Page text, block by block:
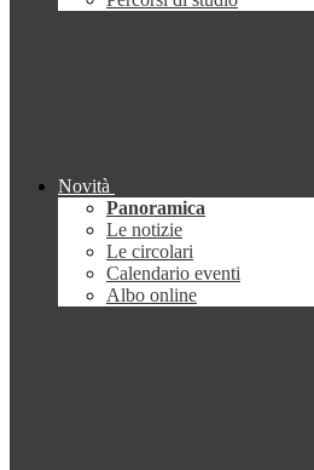
Novità
Panoramica
Le notizie
Le circolari
Calendario eventi
Albo online